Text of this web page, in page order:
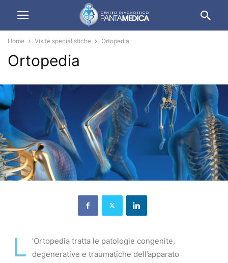
Home Visite specialistiche Ortopedia
Ortopedia
L
’Ortopedia tratta le patologie congenite,
degenerative e traumatiche dell’apparato